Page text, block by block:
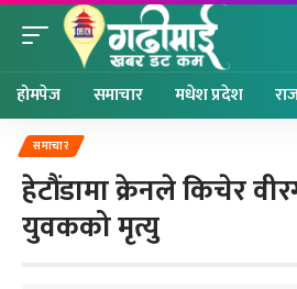
होमपेज समाचार मधेश प्रदेश
समाचार
हेटौंडामा क्रेनले किचेर
युवकको मृत्यु